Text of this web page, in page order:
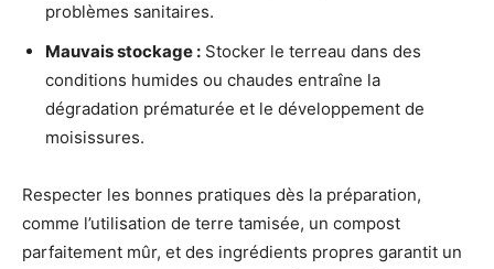
problèmes sanitaires.
Mauvais stockage : Stocker le terreau dans des
conditions humides ou chaudes entraîne la
dégradation prématurée et le développement de
moisissures.
Respecter les bonnes pratiques dès la préparation,
comme l’utilisation de terre tamisée, un compost
parfaitement mûr, et des ingrédients propres garantit un